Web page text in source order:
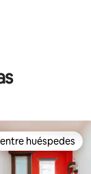
en Favorito
huéspedes